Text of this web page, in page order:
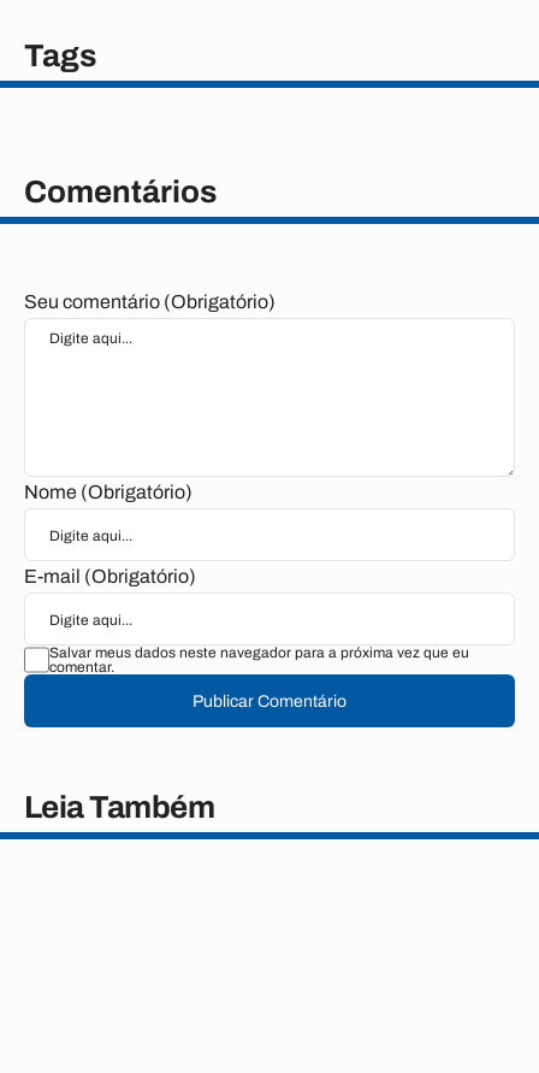
Tags
Comentários
Seu comentário (Obrigatório)
Nome (Obrigatório)
E-mail (Obrigatório)
Salvar meus dados neste navegador para a próxima vez que eu
comentar.
Publicar Comentário
Leia Também